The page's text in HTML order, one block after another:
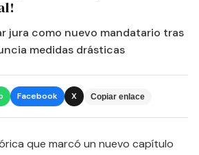
jura como nuevo mandatario tras
medidas drásticas
Facebook X Copiar enlace
que marcó un nuevo capítulo